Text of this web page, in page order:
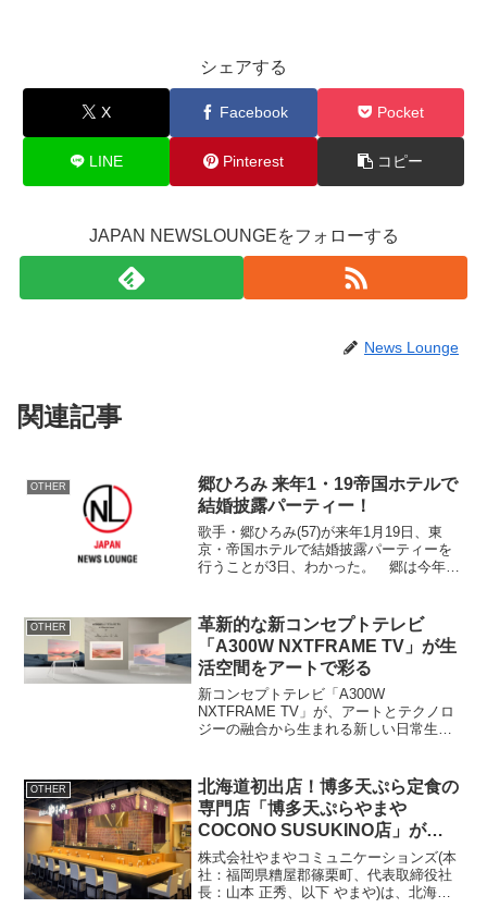
シェアする
X Facebook Pocket
LINE Pinterest コピー
JAPAN NEWSLOUNGEをフォローする
News Lounge
関連記事
OTHER
郷ひろみ 来年1・19帝国ホテルで
結婚披露パーティー！
歌手・郷ひろみ(57)が来年1月19日、東
京・帝国ホテルで結婚披露パーティーを
行うことが3日、わかった。 郷は今年3
結婚。パーティーには、
OTHER
革新的な新コンセプトテレビ
「A300W NXTFRAME TV」が生
活空間をアートで彩る
新コンセプトテレビ「A300W
NXTFRAME TV」が、アートとテクノロ
ジーの融合から生まれる新しい日常生活
クラウドファンディング：GREEN FU...
OTHER
北海道初出店！博多天ぷら定食の
専門店「博多天ぷらやまや
COCONO SUSUKINO店」が
2024年1月31日(水)にオープン！
株式会社やまやコミュニケーションズ(本
社：福岡県糟屋郡篠栗町、代表取締役社
長：山本 正秀、以下 やまや)は、北海道